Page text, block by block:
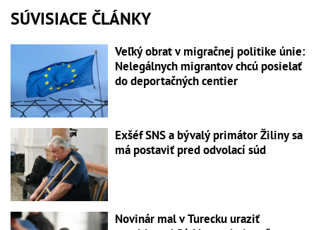
SÚVISIACE ČLÁNKY
Veľký obrat v migračnej politike únie:
Nelegálnych migrantov chcú posielať
do deportačných centier
Exšéf SNS a bývalý primátor Žiliny sa
má postaviť pred odvolací súd
Novinár mal v Turecku uraziť